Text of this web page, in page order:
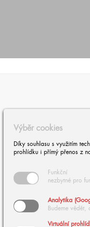
Výběr cookies
Díky souhlasu s využitím
prohlídku i přímý přenos z
Funkční
nezbytné pro
Analytika
Budeme vědět,
Virtuální